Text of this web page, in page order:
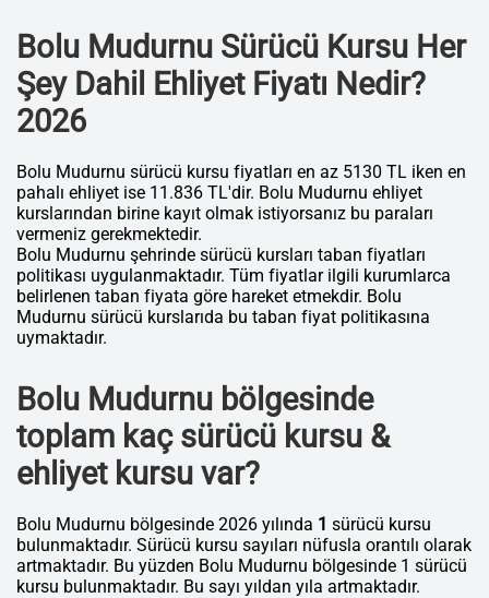
Bolu Mudurnu Sürücü Kursu Her
Şey Dahil Ehliyet Fiyatı Nedir?
2026
Bolu Mudurnu sürücü kursu fiyatları en az 5130 TL iken en
pahalı ehliyet ise 11.836 TL'dir. Bolu Mudurnu ehliyet
kurslarından birine kayıt olmak istiyorsanız bu paraları
vermeniz gerekmektedir.
Bolu Mudurnu şehrinde sürücü kursları taban fiyatları
politikası uygulanmaktadır. Tüm fiyatlar ilgili kurumlarca
belirlenen taban fiyata göre hareket etmekdir. Bolu
Mudurnu sürücü kurslarıda bu taban fiyat politikasına
uymaktadır.
Bolu Mudurnu bölgesinde
toplam kaç sürücü kursu &
ehliyet kursu var?
Bolu Mudurnu bölgesinde 2026 yılında 1 sürücü kursu
bulunmaktadır. Sürücü kursu sayıları nüfusla orantılı olarak
artmaktadır. Bu yüzden Bolu Mudurnu bölgesinde 1 sürücü
kursu bulunmaktadır. Bu sayı yıldan yıla artmaktadır.